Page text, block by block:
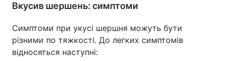
Вкусив шершень: симптоми
Симптоми при укусі шершня можуть бути
різними по тяжкості. До легких симптомів
відносяться наступні: